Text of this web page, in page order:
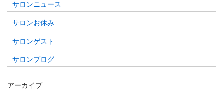
サロンニュース
サロンお休み
サロンゲスト
サロンブログ
アーカイブ